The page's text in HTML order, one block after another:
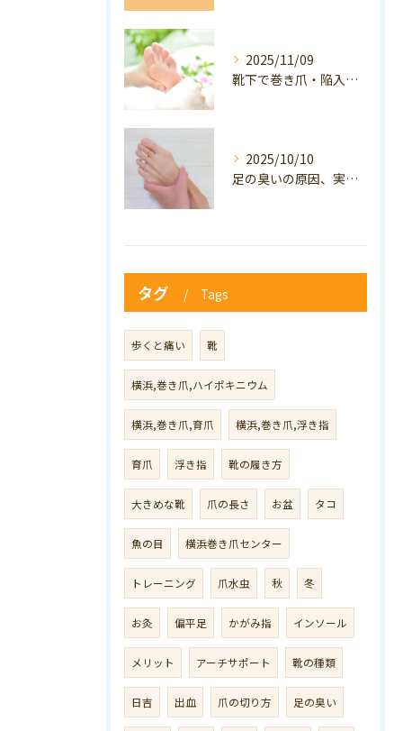
2025/11/09
靴下で巻き爪・陥入爪の予防はできる？おすすめの靴下を紹介！
2025/10/10
足の臭いの原因、実は巻き爪かも？ニオイ対策と予防のポイントも解説！
タグ Tags
歩くと痛い 靴
横浜,巻き爪,ハイポキニウム
横浜,巻き爪,育爪 横浜,巻き爪,浮き指
育爪 浮き指 靴の履き方
大きめな靴 爪の長さ お盆 タコ
魚の目 横浜巻き爪センター
トレーニング 爪水虫 秋 冬
お灸 偏平足 かがみ指 インソール
メリット アーチサポート 靴の種類
日吉 出血 爪の切り方 足の臭い